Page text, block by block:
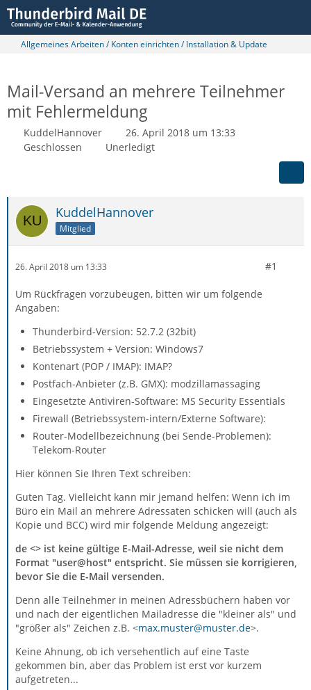
Allgemeines Arbeiten / Konten einrichten / Installation & Update
Mail-Versand an mehrere Teilnehmer
mit Fehlermeldung
KuddelHannover
26. April 2018 um 13:33
Geschlossen
Unerledigt
KuddelHannover
Mitglied
26. April 2018 um 13:33 #1
Um Rückfragen vorzubeugen, bitten wir um folgende
Angaben:
Thunderbird-Version: 52.7.2 (32bit)
Betriebssystem + Version: Windows7
Kontenart (POP / IMAP): IMAP?
Postfach-Anbieter (z.B. GMX): modzillamassaging
Eingesetzte Antiviren-Software: MS Security Essentials
Firewall (Betriebssystem-intern/Externe Software):
Router-Modellbezeichnung (bei Sende-Problemen):
Telekom-Router
Hier können Sie Ihren Text schreiben:
Guten Tag. Vielleicht kann mir jemand helfen: Wenn ich im
Büro ein Mail an mehrere Adressaten schicken will (auch als
Kopie und BCC) wird mir folgende Meldung angezeigt:
de <> ist keine gültige E-Mail-Adresse, weil sie nicht dem
Format "user@host" entspricht. Sie müssen sie korrigieren,
bevor Sie die E-Mail versenden.
Denn alle Teilnehmer in meinen Adressbüchern haben vor
und nach der eigentlichen Mailadresse die "kleiner als" und
"größer als" Zeichen z.B. <max.muster@muster.de>.
Keine Ahnung, ob ich versehentlich auf eine Taste
gekommen bin, aber das Problem ist erst vor kurzem
aufgetreten...